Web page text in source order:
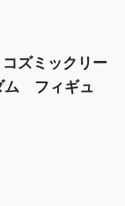
ズミックリー
ム フィギュ